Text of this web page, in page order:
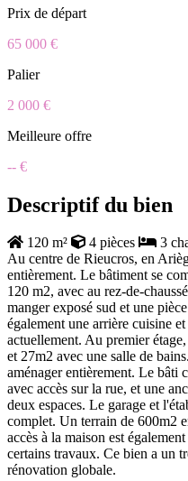
Prix de départ
65 000 €
Palier
2 000 €
Meilleure offre
-- €
Descriptif du bien
120 m² 4 pièces 3
Au centre de Rieucros, en
entièrement. Le bâtiment se
120 m2, avec au rez-de-
manger exposé sud et une
également une arrière cuisine
actuellement. Au premier
et 27m2 avec une salle de
aménager entièrement. Le bâti
avec accès sur la rue, et une
deux espaces. Le garage et
complet. Un terrain de 600m2
accès à la maison est
certains travaux. Ce bien a un
rénovation globale.